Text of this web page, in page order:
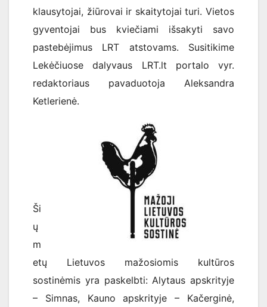
klausytojai, žiūrovai ir skaitytojai turi. Vietos
gyventojai bus kviečiami išsakyti savo
pastebėjimus LRT atstovams. Susitikime
Lekėčiuose dalyvaus LRT.lt portalo vyr.
redaktoriaus pavaduotoja Aleksandra
Ketlerienė.
Ši
ų
m
etų Lietuvos mažosiomis kultūros
sostinėmis yra paskelbti: Alytaus apskrityje
– Simnas, Kauno apskrityje – Kačerginė,